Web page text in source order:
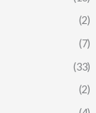
(2)
(7)
(33)
(2)